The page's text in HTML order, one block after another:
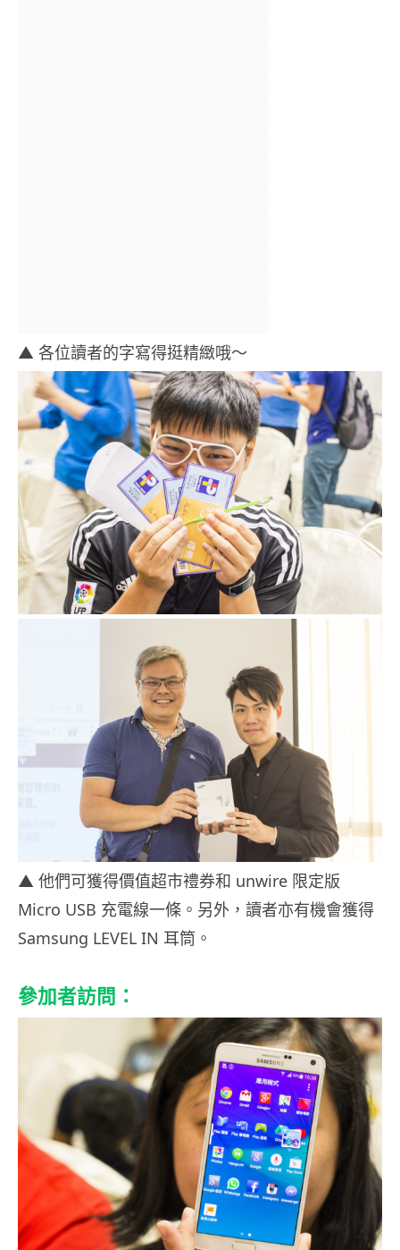
▲ 各位讀者的字寫得挺精緻哦～
▲ 他們可獲得價值超市禮券和 unwire 限定版
Micro USB 充電線一條。另外，讀者亦有機會獲得
Samsung LEVEL IN 耳筒。
參加者訪問：